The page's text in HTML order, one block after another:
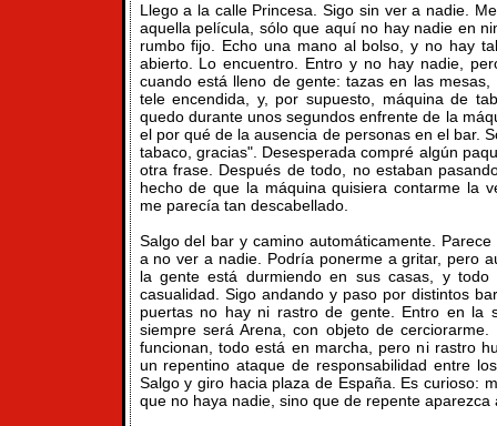
Llego a la calle Princesa. Sigo sin ver a nadie.
aquella película, sólo que aquí no hay nadie en
rumbo fijo. Echo una mano al bolso, y no hay
abierto. Lo encuentro. Entro y no hay nadie,
cuando está lleno de gente: tazas en las
tele encendida, y, por supuesto, máquina de
quedo durante unos segundos enfrente de la
el por qué de la ausencia de personas en el bar.
tabaco, gracias". Desesperada compré algún
otra frase. Después de todo, no estaban
hecho de que la máquina quisiera contarme la
me parecía tan descabellado.
Salgo del bar y camino automáticamente.
a no ver a nadie. Podría ponerme a gritar, pero
la gente está durmiendo en sus casas, y
casualidad. Sigo andando y paso por distintos
puertas no hay ni rastro de gente. Entro en la
siempre será Arena, con objeto de
funcionan, todo está en marcha, pero ni rastro
un repentino ataque de responsabilidad entre
Salgo y giro hacia plaza de España. Es curioso:
que no haya nadie, sino que de repente aparezca